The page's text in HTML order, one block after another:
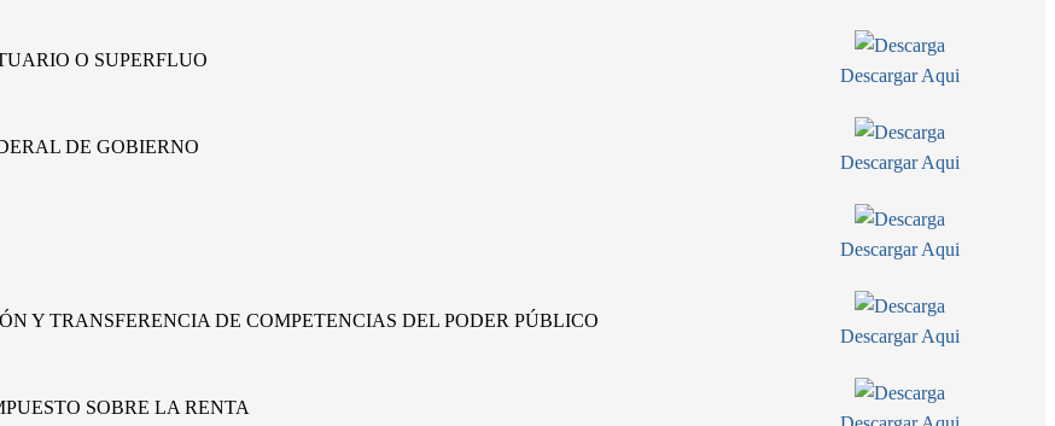
O SUPERFLUO
Descargar Aqui
DE GOBIERNO
Descargar Aqui
Descargar Aqui
Y TRANSFERENCIA DE COMPETENCIAS DEL PODER PÚBLICO
Descargar Aqui
SOBRE LA RENTA